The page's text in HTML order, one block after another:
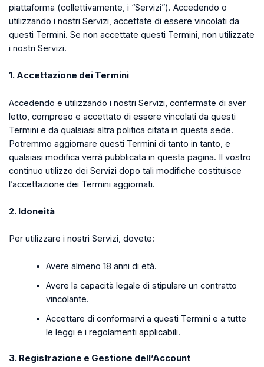
piattaforma (collettivamente, i “Servizi”). Accedendo o
utilizzando i nostri Servizi, accettate di essere vincolati da
questi Termini. Se non accettate questi Termini, non utilizzate
i nostri Servizi.
1. Accettazione dei Termini
Accedendo e utilizzando i nostri Servizi, confermate di aver
letto, compreso e accettato di essere vincolati da questi
Termini e da qualsiasi altra politica citata in questa sede.
Potremmo aggiornare questi Termini di tanto in tanto, e
qualsiasi modifica verrà pubblicata in questa pagina. Il vostro
continuo utilizzo dei Servizi dopo tali modifiche costituisce
l’accettazione dei Termini aggiornati.
2. Idoneità
Per utilizzare i nostri Servizi, dovete:
Avere almeno 18 anni di età.
Avere la capacità legale di stipulare un contratto
vincolante.
Accettare di conformarvi a questi Termini e a tutte
le leggi e i regolamenti applicabili.
3. Registrazione e Gestione dell’Account